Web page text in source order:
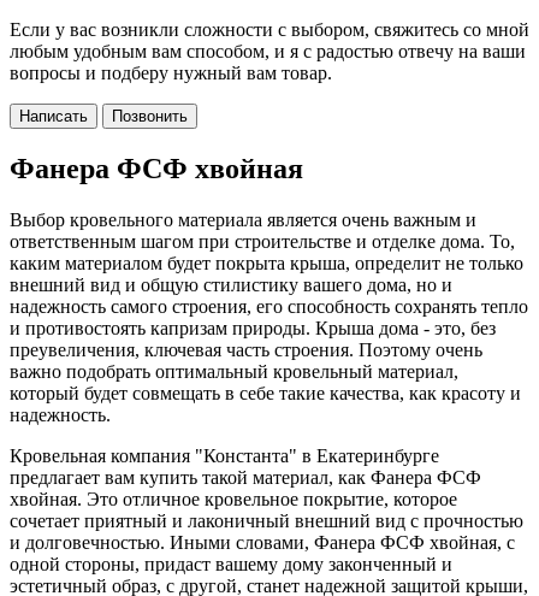
Если у вас возникли сложности с выбором, свяжитесь со мной
любым удобным вам способом, и я с радостью отвечу на ваши
вопросы и подберу нужный вам товар.
Написать Позвонить
Фанера ФСФ хвойная
Выбор кровельного материала является очень важным и
ответственным шагом при строительстве и отделке дома. То,
каким материалом будет покрыта крыша, определит не только
внешний вид и общую стилистику вашего дома, но и
надежность самого строения, его способность сохранять тепло
и противостоять капризам природы. Крыша дома - это, без
преувеличения, ключевая часть строения. Поэтому очень
важно подобрать оптимальный кровельный материал,
который будет совмещать в себе такие качества, как красоту и
надежность.
Кровельная компания "Константа" в Екатеринбурге
предлагает вам купить такой материал, как Фанера ФСФ
хвойная. Это отличное кровельное покрытие, которое
сочетает приятный и лаконичный внешний вид с прочностью
и долговечностью. Иными словами, Фанера ФСФ хвойная, с
одной стороны, придаст вашему дому законченный и
эстетичный образ, с другой, станет надежной защитой крыши,